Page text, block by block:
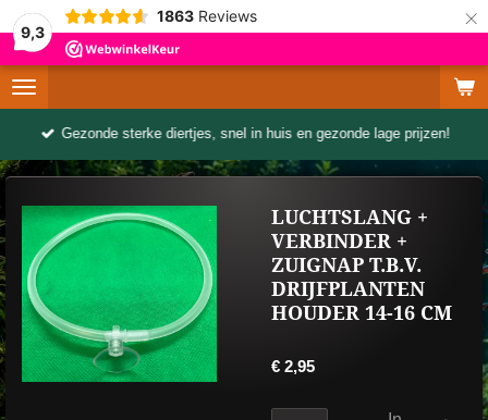
9,3
1863 Reviews ×
Gezonde sterke diertjes, snel in huis en gezonde lage prijzen!
LUCHTSLANG +
VERBINDER +
ZUIGNAP T.B.V.
DRIJFPLANTEN
HOUDER 14-16 CM
€ 2,95